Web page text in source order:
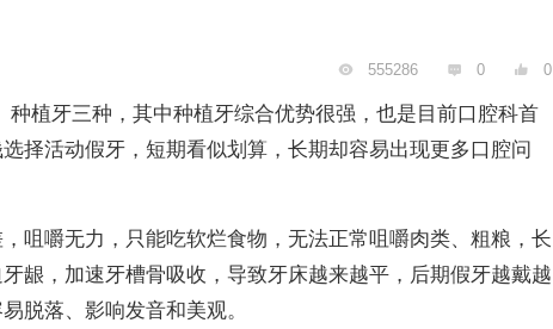
 555286  0  0
植牙三种，其中种植牙综合优势很强，也是目前口腔科首
择活动假牙，短期看似划算，长期却容易出现更多口腔问
咀嚼无力，只能吃软烂食物，无法正常咀嚼肉类、粗粮，长
龈，加速牙槽骨吸收，导致牙床越来越平，后期假牙越戴越
脱落、影响发音和美观。